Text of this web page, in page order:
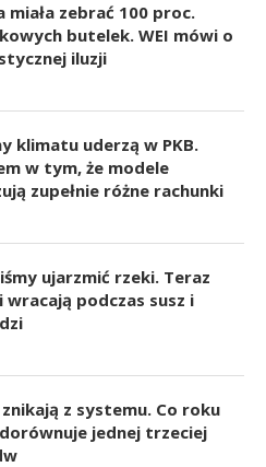
miała zebrać 100 proc.
butelek. WEI mówi o
iluzji
klimatu uderzą w PKB.
w tym, że modele
zupełnie różne rachunki
ujarzmić rzeki. Teraz
wracają podczas susz i
znikają z systemu. Co roku
jednej trzeciej